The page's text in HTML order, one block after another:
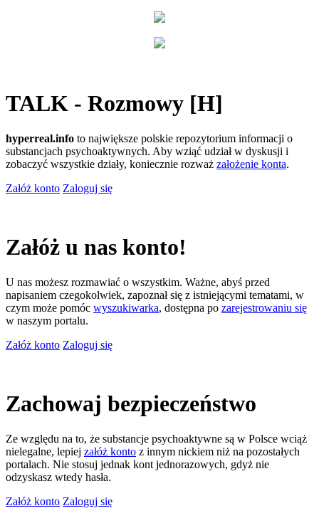
TALK - Rozmowy [H]
hyperreal.info to największe polskie repozytorium informacji o
substancjach psychoaktywnych. Aby wziąć udział w dyskusji i
zobaczyć wszystkie działy, koniecznie rozważ założenie konta.
Załóż konto Zaloguj się
Załóż u nas konto!
U nas możesz rozmawiać o wszystkim. Ważne, abyś przed
napisaniem czegokolwiek, zapoznał się z istniejącymi tematami, w
czym może pomóc wyszukiwarka, dostępna po zarejestrowaniu się
w naszym portalu.
Załóż konto Zaloguj się
Zachowaj bezpieczeństwo
Ze względu na to, że substancje psychoaktywne są w Polsce wciąż
nielegalne, lepiej załóż konto z innym nickiem niż na pozostałych
portalach. Nie stosuj jednak kont jednorazowych, gdyż nie
odzyskasz wtedy hasła.
Załóż konto Zaloguj się